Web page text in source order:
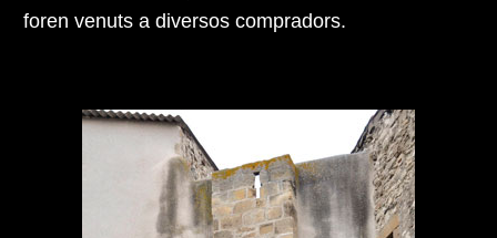
foren venuts a diversos compradors.